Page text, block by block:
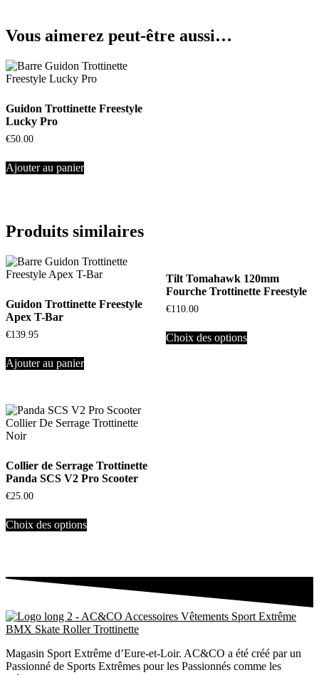
Vous aimerez peut-être aussi…
Guidon Trottinette Freestyle
Lucky Pro
€50.00
Ajouter au panier
Produits similaires
Guidon Trottinette Freestyle
Apex T-Bar
€139.95
Ajouter au panier
Tilt Tomahawk 120mm
Fourche Trottinette Freestyle
€110.00
Choix des options
Collier de Serrage Trottinette
Panda SCS V2 Pro Scooter
€25.00
Choix des options
Magasin Sport Extrême d’Eure-et-Loir. AC&CO a été créé par un
Passionné de Sports Extrêmes pour les Passionnés comme les